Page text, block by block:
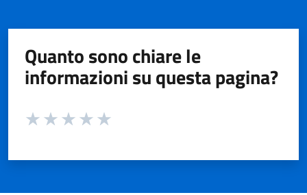
Quanto sono chiare le
informazioni su questa pagina?
Valuta da 1 a 5 stelle la pagina